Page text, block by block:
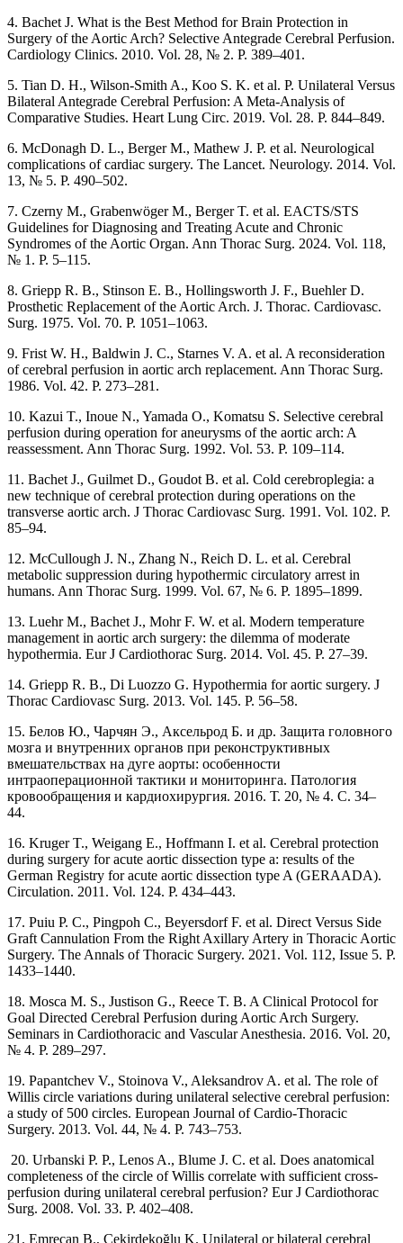
4. Bachet J. What is the Best Method for Brain Protection in
Surgery of the Aortic Arch? Selective Antegrade Cerebral Perfusion.
Cardiology Clinics. 2010. Vol. 28, № 2. P. 389–401.
5. Tian D. H., Wilson-Smith A., Koo S. K. et al. P. Unilateral Versus
Bilateral Antegrade Cerebral Perfusion: A Meta-Analysis of
Comparative Studies. Heart Lung Circ. 2019. Vol. 28. P. 844–849.
6. McDonagh D. L., Berger M., Mathew J. P. et al. Neurological
complications of cardiac surgery. The Lancet. Neurology. 2014. Vol.
13, № 5. P. 490–502.
7. Czerny M., Grabenwöger M., Berger T. et al. EACTS/STS
Guidelines for Diagnosing and Treating Acute and Chronic
Syndromes of the Aortic Organ. Ann Thorac Surg. 2024. Vol. 118,
№ 1. P. 5‒115.
8. Griepp R. B., Stinson E. B., Hollingsworth J. F., Buehler D.
Prosthetic Replacement of the Aortic Arch. J. Thorac. Cardiovasc.
Surg. 1975. Vol. 70. P. 1051–1063.
9. Frist W. H., Baldwin J. C., Starnes V. A. et al. A reconsideration
of cerebral perfusion in aortic arch replacement. Ann Thorac Surg.
1986. Vol. 42. P. 273–281.
10. Kazui T., Inoue N., Yamada O., Komatsu S. Selective cerebral
perfusion during operation for aneurysms of the aortic arch: A
reassessment. Ann Thorac Surg. 1992. Vol. 53. P. 109–114.
11. Bachet J., Guilmet D., Goudot B. et al. Cold cerebroplegia: a
new technique of cerebral protection during operations on the
transverse aortic arch. J Thorac Cardiovasc Surg. 1991. Vol. 102. P.
85‒94.
12. McCullough J. N., Zhang N., Reich D. L. et al. Cerebral
metabolic suppression during hypothermic circulatory arrest in
humans. Ann Thorac Surg. 1999. Vol. 67, № 6. P. 1895–1899.
13. Luehr M., Bachet J., Mohr F. W. et al. Modern temperature
management in aortic arch surgery: the dilemma of moderate
hypothermia. Eur J Cardiothorac Surg. 2014. Vol. 45. P. 27‒39.
14. Griepp R. B., Di Luozzo G. Hypothermia for aortic surgery. J
Thorac Cardiovasc Surg. 2013. Vol. 145. P. 56–58.
15. Белов Ю., Чарчян Э., Аксельрод Б. и др. Защита головного
мозга и внутренних органов при реконструктивных
вмешательствах на дуге аорты: особенности
интраоперационной тактики и мониторинга. Патология
кровообращения и кардиохирургия. 2016. Т. 20, № 4. C. 34–
44.
16. Kruger T., Weigang E., Hoffmann I. et al. Cerebral protection
during surgery for acute aortic dissection type a: results of the
German Registry for acute aortic dissection type A (GERAADA).
Circulation. 2011. Vol. 124. P. 434‒443.
17. Puiu P. C., Pingpoh C., Beyersdorf F. et al. Direct Versus Side
Graft Cannulation From the Right Axillary Artery in Thoracic Aortic
Surgery. The Annals of Thoracic Surgery. 2021. Vol. 112, Issue 5. P.
1433–1440.
18. Mosca M. S., Justison G., Reece T. B. A Clinical Protocol for
Goal Directed Cerebral Perfusion during Aortic Arch Surgery.
Seminars in Cardiothoracic and Vascular Anesthesia. 2016. Vol. 20,
№ 4. P. 289‒297.
19. Papantchev V., Stoinova V., Aleksandrov A. et al. The role of
Willis circle variations during unilateral selective cerebral perfusion:
a study of 500 circles. European Journal of Cardio-Thoracic
Surgery. 2013. Vol. 44, № 4. P. 743–753.
20. Urbanski P. P., Lenos A., Blume J. C. et al. Does anatomical
completeness of the circle of Willis correlate with sufficient cross-
perfusion during unilateral cerebral perfusion? Eur J Cardiothorac
Surg. 2008. Vol. 33. P. 402‒408.
21. Emrecan B., Çekirdekoğlu K. Unilateral or bilateral cerebral